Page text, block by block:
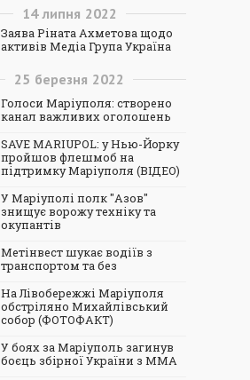
14 липня 2022
Заява Ріната Ахметова щодо
активів Медіа Група Україна
25 березня 2022
Голоси Маріуполя: створено
канал важливих оголошень
SAVE MARIUPOL: у Нью-Йорку
пройшов флешмоб на
підтримку Маріуполя (ВІДЕО)
У Маріуполі полк "Азов"
знищує ворожу техніку та
окупантів
Метінвест шукає водіїв з
транспортом та без
На Лівобережжі Маріуполя
обстріляно Михайлівський
собор (ФОТОФАКТ)
У боях за Маріуполь загинув
боєць збірної України з ММА